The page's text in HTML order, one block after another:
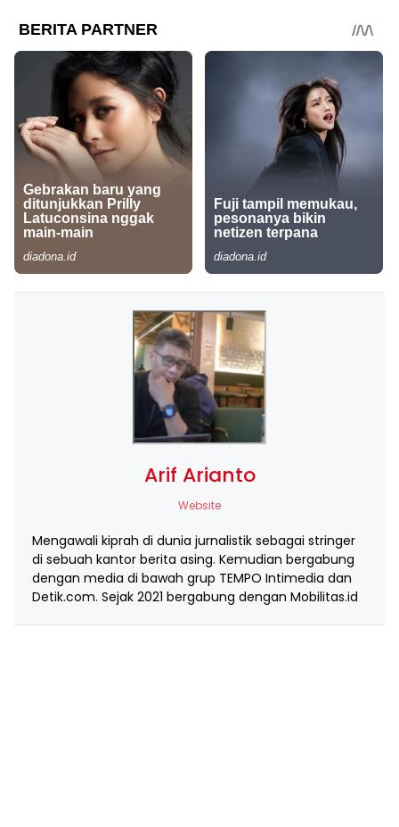
Arif Arianto
Website
Mengawali kiprah di dunia jurnalistik sebagai stringer
di sebuah kantor berita asing. Kemudian bergabung
dengan media di bawah grup TEMPO Intimedia dan
Detik.com. Sejak 2021 bergabung dengan Mobilitas.id